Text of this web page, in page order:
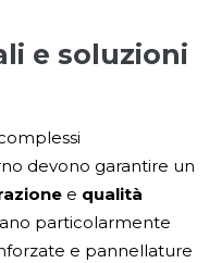
e soluzioni
devono garantire un
e qualità
particolarmente
e pannellature